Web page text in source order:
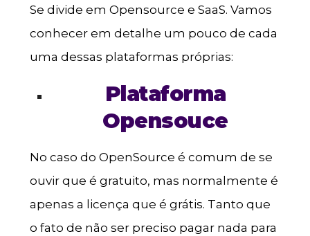
Se divide em Opensource e SaaS. Vamos
conhecer em detalhe um pouco de cada
uma dessas plataformas próprias:
Plataforma
Opensouce
No caso do OpenSource é comum de se
ouvir que é gratuito, mas normalmente é
apenas a licença que é grátis. Tanto que
o fato de não ser preciso pagar nada para